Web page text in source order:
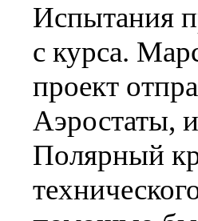
Испытания
с курса.
проект
Аэростаты,
Полярный